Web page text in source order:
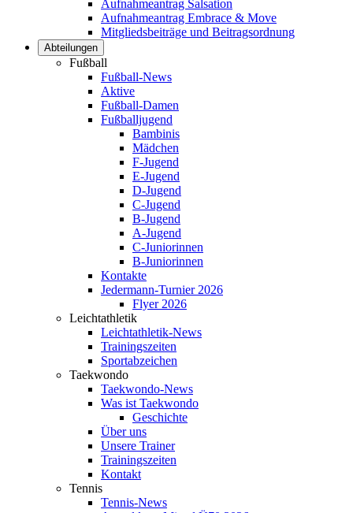
Aufnahmeantrag Salsation
Aufnahmeantrag Embrace & Move
Mitgliedsbeiträge und Beitragsordnung
Abteilungen
Fußball
Fußball-News
Aktive
Fußball-Damen
Fußballjugend
Bambinis
Mädchen
F-Jugend
E-Jugend
D-Jugend
C-Jugend
B-Jugend
A-Jugend
C-Juniorinnen
B-Juniorinnen
Kontakte
Jedermann-Turnier 2026
Flyer 2026
Leichtathletik
Leichtathletik-News
Trainingszeiten
Sportabzeichen
Taekwondo
Taekwondo-News
Was ist Taekwondo
Geschichte
Über uns
Unsere Trainer
Trainingszeiten
Kontakt
Tennis
Tennis-News